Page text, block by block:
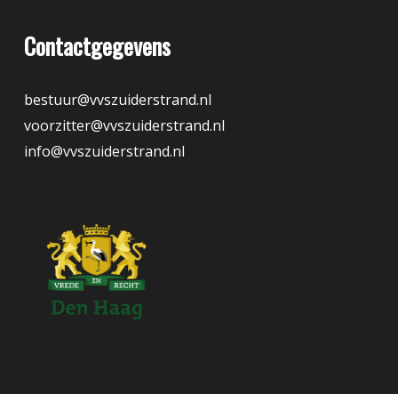
Contactgegevens
bestuur@vvszuiderstrand.nl
voorzitter@vvszuiderstrand.nl
info@vvszuiderstrand.nl